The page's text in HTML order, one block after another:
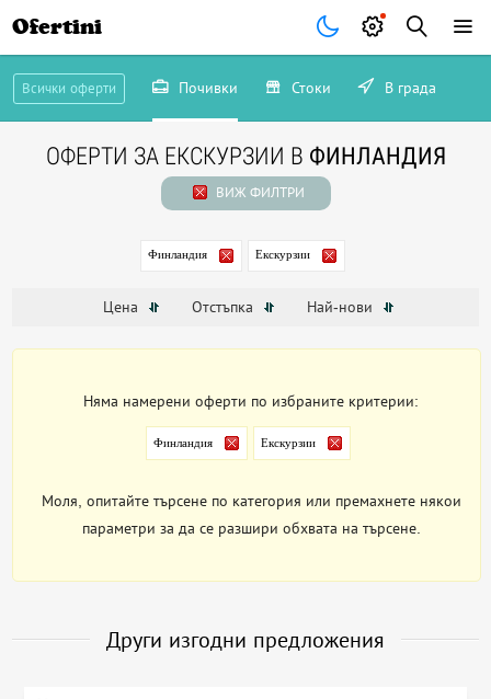
Ofertini
Всички оферти Почивки Стоки В града
ОФЕРТИ ЗА ЕКСКУРЗИИ В ФИНЛАНДИЯ
ВИЖ ФИЛТРИ
Финландия Екскурзии
Цена Отстъпка Най-нови
Няма намерени оферти по избраните критерии:
Финландия Екскурзии
Моля, опитайте търсене по категория или премахнете някои
параметри за да се разшири обхвата на търсене.
Други изгодни предложения